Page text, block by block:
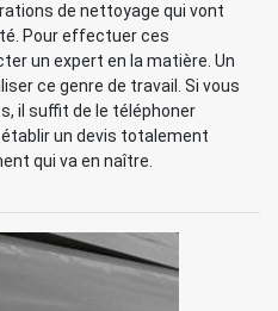
de nettoyage qui vont
Pour effectuer ces
un expert en la matière. Un
ce genre de travail. Si vous
il suffit de le téléphoner
un devis totalement
qui va en naître.